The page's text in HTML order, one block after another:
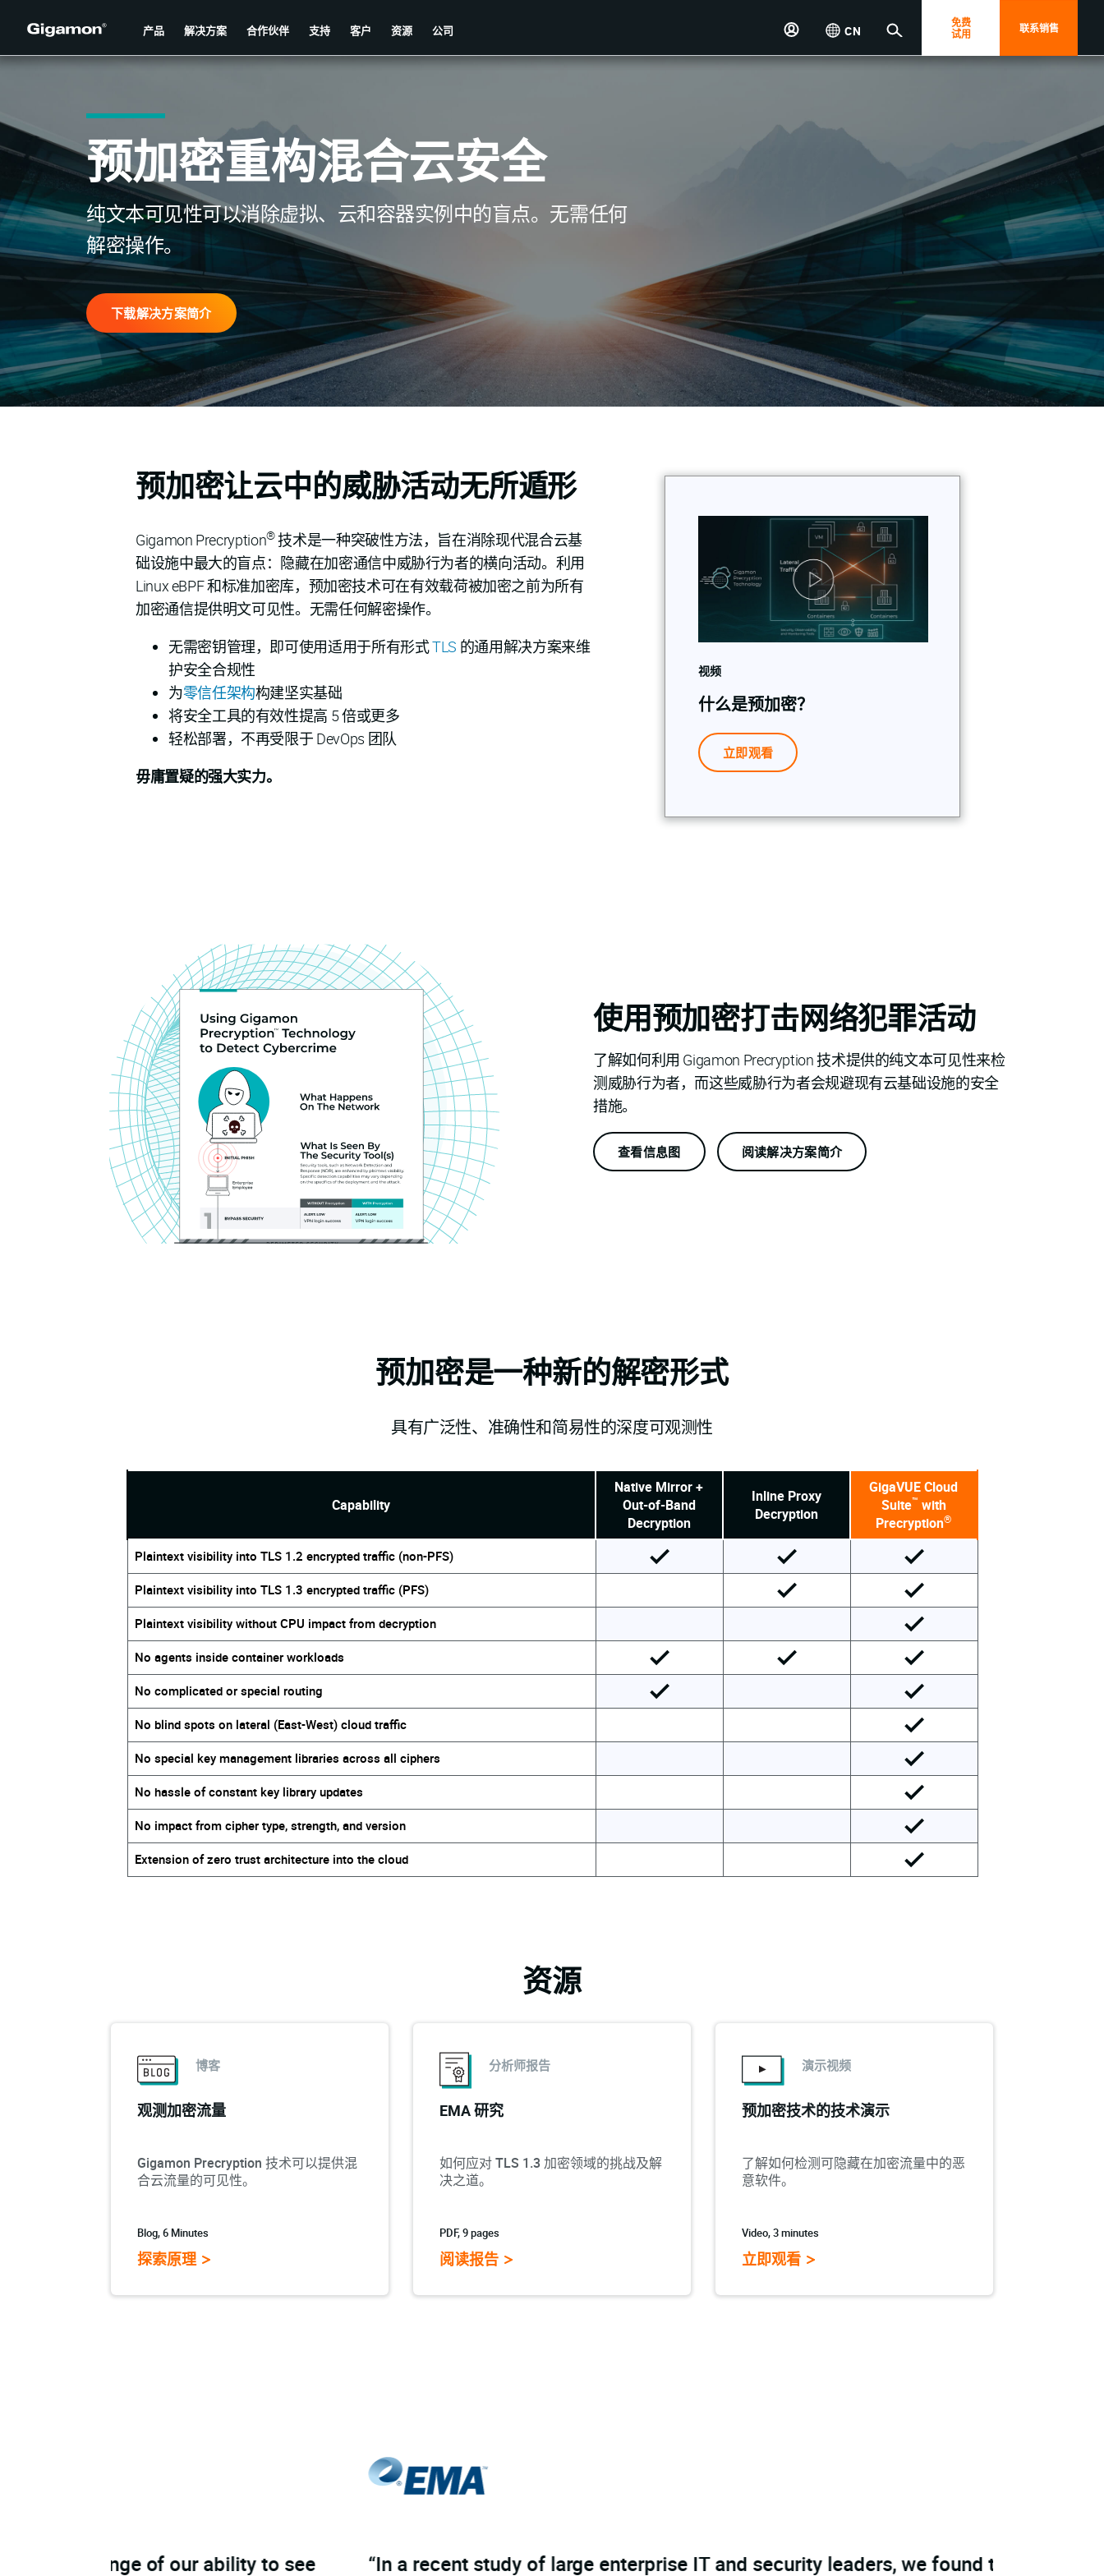
产品 解决方案 合作伙伴 支持 客户 资源 公司 CN
免费
试用
联系销售
预加密重构混合云安全
纯文本可见性可以消除虚拟、云和容器实例中的盲点。无需任何
解密操作。
下载解决方案简介
预加密让云中的威胁活动无所遁形
Gigamon Precryption®技术是一种突破性方法，旨在消除现代混合云基
础设施中最大的盲点：隐藏在加密通信中威胁行为者的横向活动。利用
Linux eBPF 和标准加密库，预加密技术可在有效载荷被加密之前为所有
加密通信提供明文可见性。无需任何解密操作。
无需密钥管理，即可使用适用于所有形式TLS 的通用解决方案来维
护安全合规性
为零信任架构构建坚实基础
将安全工具的有效性提高 5 倍或更多
轻松部署，不再受限于 DevOps 团队
毋庸置疑的强大实力。
视频
什么是预加密？
立即观看
使用预加密打击网络犯罪活动
了解如何利用 Gigamon Precryption 技术提供的纯文本可见性来检
测威胁行为者，而这些威胁行为者会规避现有云基础设施的安全
措施。
查看信息图 阅读解决方案简介
预加密是一种新的解密形式
具有广泛性、准确性和简易性的深度可观测性
Capability
Native Mirror +
Out-of-Band
Decryption
Inline Proxy
Decryption
GigaVUE Cloud
Suite™ with
Precryption®
Plaintext visibility into TLS 1.2 encrypted traffic (non-PFS)
Plaintext visibility into TLS 1.3 encrypted traffic (PFS)
Plaintext visibility without CPU impact from decryption
No agents inside container workloads
No complicated or special routing
No blind spots on lateral (East-West) cloud traffic
No special key management libraries across all ciphers
No hassle of constant key library updates
No impact from cipher type, strength, and version
Extension of zero trust architecture into the cloud
资源
博客
观测加密流量
Gigamon Precryption 技术可以提供混
合云流量的可见性。
Blog, 6 Minutes
探索原理
分析师报告
EMA 研究
如何应对 TLS 1.3 加密领域的挑战及解
决之道。
PDF, 9 pages
阅读报告
演示视频
预加密技术的技术演示
了解如何检测可隐藏在加密流量中的恶
意软件。
Video, 3 minutes
立即观看
“In a recent study of large enterprise IT and security leaders, we found that an alarming 50%